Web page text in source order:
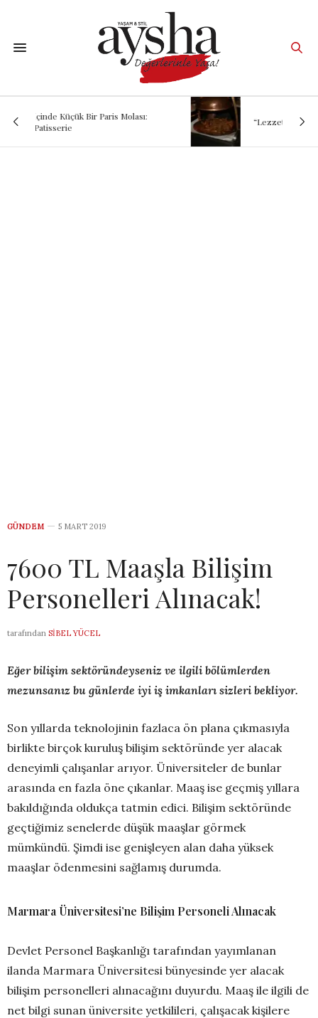
“Lezzetin Ardındaki Hikâye: Kadırgalı”
GÜNDEM 5 MART 2019
7600 TL Maaşla Bilişim
Personelleri Alınacak!
tarafından SIBEL YÜCEL
Eğer bilişim sektöründeyseniz ve ilgili bölümlerden
mezunsanız bu günlerde iyi iş imkanları sizleri bekliyor.
Son yıllarda teknolojinin fazlaca ön plana çıkmasıyla
birlikte birçok kuruluş bilişim sektöründe yer alacak
deneyimli çalışanlar arıyor. Üniversiteler de bunlar
arasında en fazla öne çıkanlar. Maaş ise geçmiş yıllara
bakıldığında oldukça tatmin edici. Bilişim sektöründe
geçtiğimiz senelerde düşük maaşlar görmek
mümkündü. Şimdi ise genişleyen alan daha yüksek
maaşlar ödenmesini sağlamış durumda.
Marmara Üniversitesi’ne Bilişim Personeli Alınacak
Devlet Personel Başkanlığı tarafından yayımlanan
ilanda Marmara Üniversitesi bünyesinde yer alacak
bilişim personelleri alınacağını duyurdu. Maaş ile ilgili de
net bilgi sunan üniversite yetkilileri, çalışacak kişilere